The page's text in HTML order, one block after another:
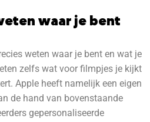
waar je bent
weten waar je bent en wat je
zelfs wat voor filmpjes je kijkt
Apple heeft namelijk een eigen
de hand van bovenstaande
gepersonaliseerde